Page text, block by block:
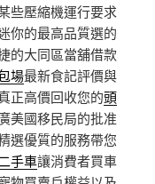
些壓縮機運行要求
你的最高品質選的
的大同區當舖借款
場最新食記評價與
正高價回收您的頭
美國移民局的批准
選優質的服務帶您
手車讓消費者買車